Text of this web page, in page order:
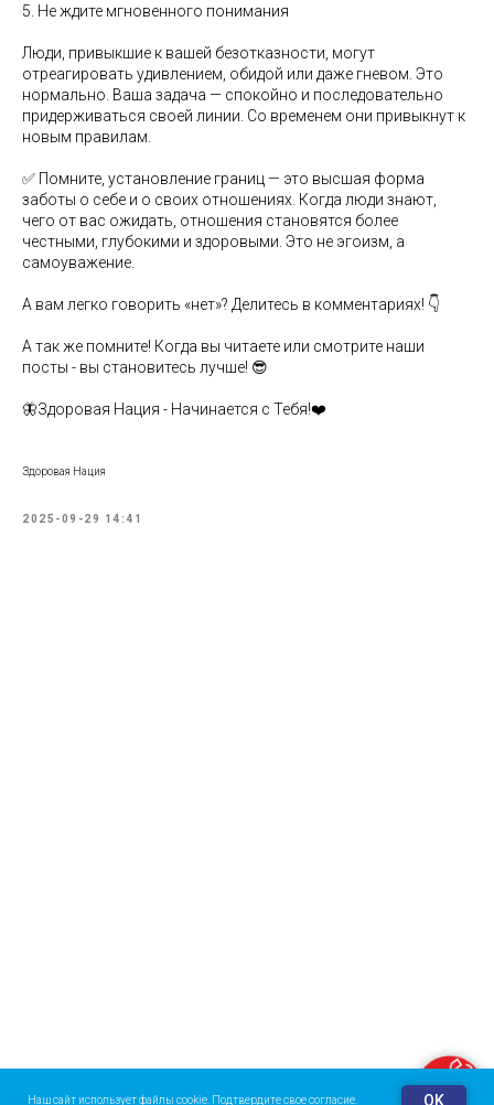
5. Не ждите мгновенного понимания
Люди, привыкшие к вашей безотказности, могут
отреагировать удивлением, обидой или даже гневом. Это
нормально. Ваша задача — спокойно и последовательно
придерживаться своей линии. Со временем они привыкнут к
новым правилам.
✅ Помните, установление границ — это высшая форма
заботы о себе и о своих отношениях. Когда люди знают,
чего от вас ожидать, отношения становятся более
честными, глубокими и здоровыми. Это не эгоизм, а
самоуважение.
А вам легко говорить «нет»? Делитесь в комментариях! 👇
А так же помните! Когда вы читаете или смотрите наши
посты - вы становитесь лучше! 😎
🦋Здоровая Нация - Начинается с Тебя!❤️
Здоровая Нация
2025-09-29 14:41
Наш сайт использует файлы cookie. Подтвердите свое согласие. OK